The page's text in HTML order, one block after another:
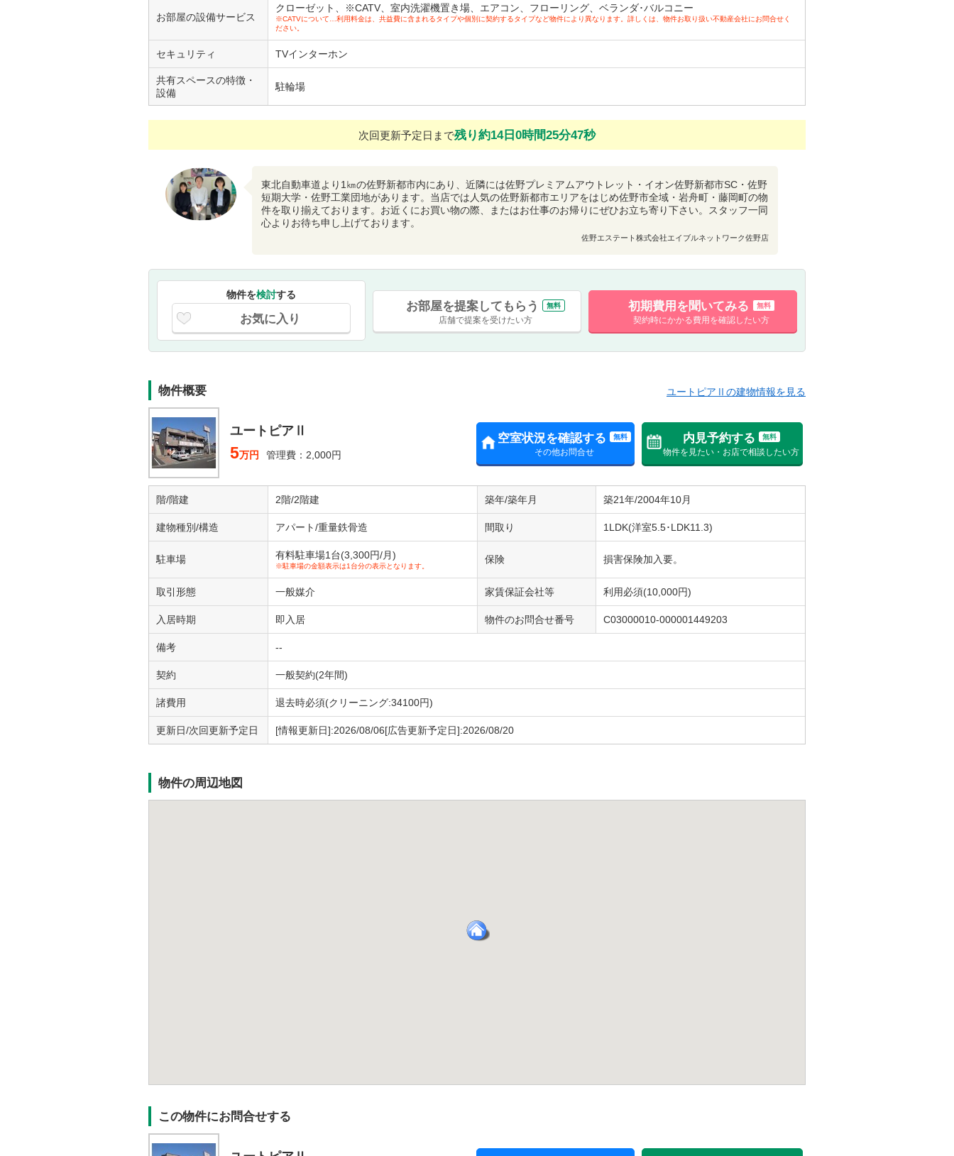
お部屋の設備サービス
クローゼット、※CATV、室内洗濯機置き場、エアコン、フローリング、ベランダ･バルコニー
※CATVについて…利用料金は、共益費に含まれるタイプや個別に契約するタイプなど物件により異なります。詳しくは、物件お取り扱い不動産会社にお問合せく
ださい。
セキュリティ TVインターホン
共有スペースの特徴・
設備
駐輪場
次回更新予定日まで残り約14日0時間25分46秒
東北自動車道より1㎞の佐野新都市内にあり、近隣には佐野プレミアムアウトレット・イオン佐野新都市SC・佐野
短期大学・佐野工業団地があります。当店では人気の佐野新都市エリアをはじめ佐野市全域・岩舟町・藤岡町の物
件を取り揃えております。お近くにお買い物の際、またはお仕事のお帰りにぜひお立ち寄り下さい。スタッフ一同
心よりお待ち申し上げております。
佐野エステート株式会社エイブルネットワーク佐野店
物件を検討する
お気に入り
お部屋を提案してもらう 無料
店舗で提案を受けたい方
初期費用を聞いてみる 無料
契約時にかかる費用を確認したい方
物件概要
ユートピアⅡ
5万円 管理費：2,000円
空室状況を確認する 無料
その他お問合せ
内見予約する 無料
物件を見たい・お店で相談したい方
ユートピアⅡの建物情報を見る
階/階建 2階/2階建 築年/築年月 築21年/2004年10月
建物種別/構造 アパート/重量鉄骨造 間取り 1LDK(洋室5.5･LDK11.3)
駐車場 有料駐車場1台(3,300円/月)
※駐車場の金額表示は1台分の表示となります。
保険 損害保険加入要。
取引形態 一般媒介 家賃保証会社等 利用必須(10,000円)
入居時期 即入居 物件のお問合せ番号 C03000010-000001449203
備考 --
契約 一般契約(2年間)
諸費用 退去時必須(クリーニング:34100円)
更新日/次回更新予定日 [情報更新日]:2026/08/06[広告更新予定日]:2026/08/20
物件の周辺地図
この物件にお問合せする